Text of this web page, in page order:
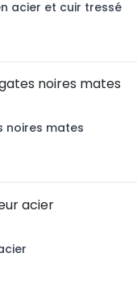
acier et cuir tressé
noires mates